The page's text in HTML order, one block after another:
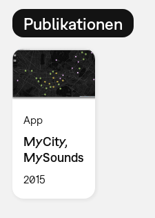
Publikationen
App
MyCity,
MySounds
2015